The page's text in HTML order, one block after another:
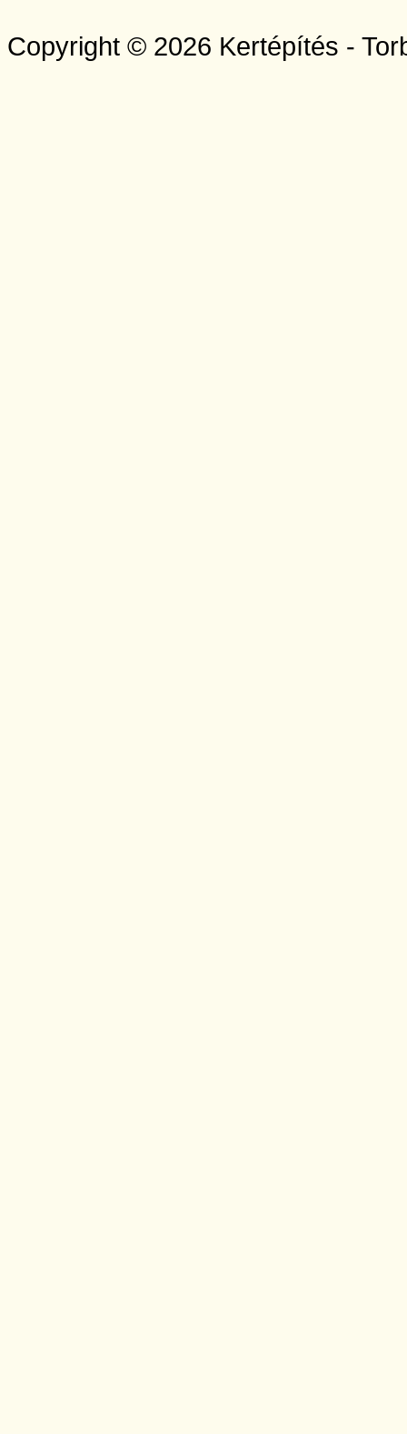
Copyright © 2026 Kertépítés -